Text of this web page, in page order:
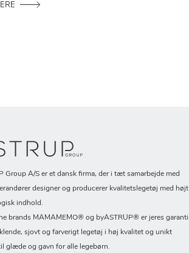
Group A/S er et dansk firma, der i tæt samarbejde med
designer og producerer kvalitetslegetøj med højt
indhold.
brands MAMAMEMO® og byASTRUP® er jeres garanti
sjovt og farverigt legetøj i høj kvalitet og unikt
glæde og gavn for alle legebørn.